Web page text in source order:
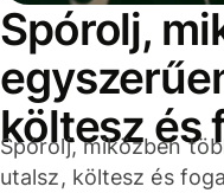
Spórolj,
költesz és
Spórolj, miközben
utalsz, költesz és